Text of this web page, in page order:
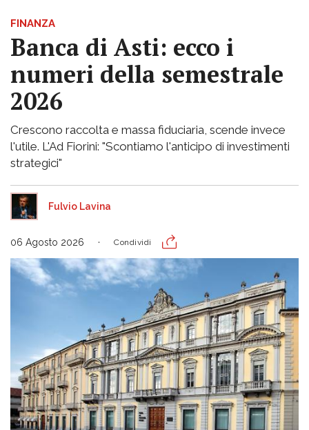
FINANZA
Banca di Asti: ecco i
numeri della semestrale
2026
Crescono raccolta e massa fiduciaria, scende invece
l'utile. L'Ad Fiorini: "Scontiamo l'anticipo di investimenti
strategici"
Fulvio Lavina
06 Agosto 2026 Condividi